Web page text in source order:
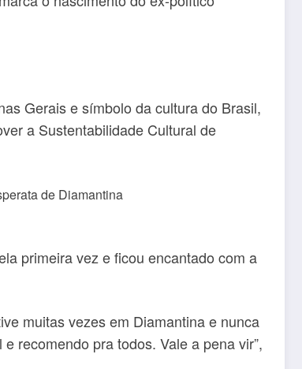
Gerais e símbolo da cultura do Brasil,
a Sustentabilidade Cultural de
primeira vez e ficou encantado com a
muitas vezes em Diamantina e nunca
recomendo pra todos. Vale a pena vir”,